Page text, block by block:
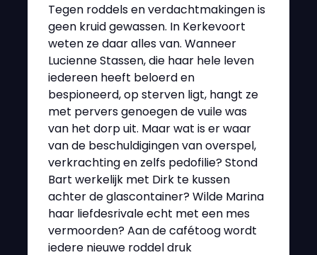
Tegen roddels en verdachtmakingen is
geen kruid gewassen. In Kerkevoort
weten ze daar alles van. Wanneer
Lucienne Stassen, die haar hele leven
iedereen heeft beloerd en
bespioneerd, op sterven ligt, hangt ze
met pervers genoegen de vuile was
van het dorp uit. Maar wat is er waar
van de beschuldigingen van overspel,
verkrachting en zelfs pedofilie? Stond
Bart werkelijk met Dirk te kussen
achter de glascontainer? Wilde Marina
haar liefdesrivale echt met een mes
vermoorden? Aan de cafétoog wordt
iedere nieuwe roddel druk